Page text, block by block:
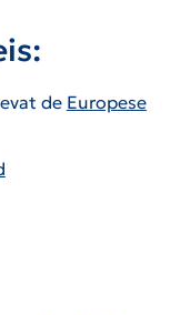
de Europese